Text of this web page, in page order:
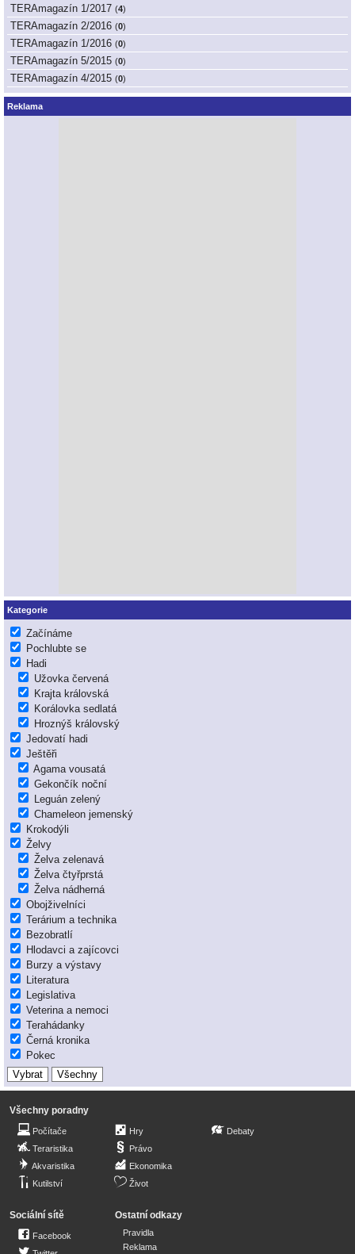
TERAmagazín 1/2017 (4)
TERAmagazín 2/2016 (0)
TERAmagazín 1/2016 (0)
TERAmagazín 5/2015 (0)
TERAmagazín 4/2015 (0)
Reklama
Kategorie
Začínáme
Pochlubte se
Hadi
Užovka červená
Krajta královská
Korálovka sedlatá
Hroznýš královský
Jedovatí hadi
Ještěři
Agama vousatá
Gekončík noční
Leguán zelený
Chameleon jemenský
Krokodýli
Želvy
Želva zelenavá
Želva čtyřprstá
Želva nádherná
Obojživelníci
Terárium a technika
Bezobratlí
Hlodavci a zajícovci
Burzy a výstavy
Literatura
Legislativa
Veterina a nemoci
Terahádanky
Černá kronika
Pokec
Všechny poradny
Počítače
Teraristika
Akvaristika
Kutilství
Hry
Právo
Ekonomika
Život
Debaty
Sociální sítě
Facebook
Ostatní odkazy
Pravidla
Reklama